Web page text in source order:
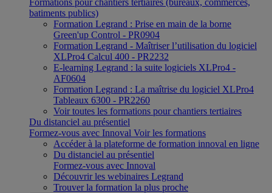
Formations pour chantiers tertiaires (bureaux, commerces,
batiments publics)
Formation Legrand : Prise en main de la borne
Green'up Control - PR0904
Formation Legrand - Maîtriser l’utilisation du logiciel
XLPro4 Calcul 400 - PR2232
E-learning Legrand : la suite logiciels XLPro4 -
AF0604
Formation Legrand : La maîtrise du logiciel XLPro4
Tableaux 6300 - PR2260
Voir toutes les formations pour chantiers tertiaires
Du distanciel au présentiel
Formez-vous avec Innoval Voir les formations
Accéder à la plateforme de formation innoval en ligne
Du distanciel au présentiel
Formez-vous avec Innoval
Découvrir les webinaires Legrand
Trouver la formation la plus proche